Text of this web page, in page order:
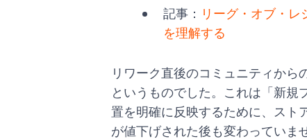
記事： リーグ・オブ・
を理解する
リワーク直後のコミュニティから
というものでした。これは「新規
置を明確に反映するために、スト
が値下げされた後も変わっていま